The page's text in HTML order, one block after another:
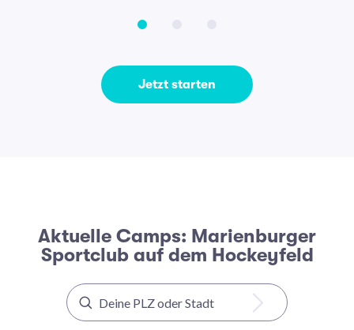
Jetzt starten
Aktuelle Camps: Marienburger
Sportclub auf dem Hockeyfeld